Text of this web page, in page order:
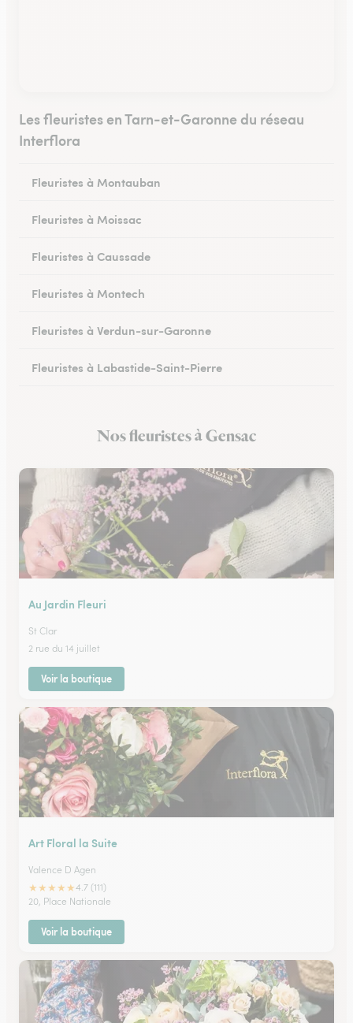
Les fleuristes en Tarn-et-Garonne du réseau
Interflora
Fleuristes à Montauban
Fleuristes à Moissac
Fleuristes à Caussade
Fleuristes à Montech
Fleuristes à Verdun-sur-Garonne
Fleuristes à Labastide-Saint-Pierre
Nos fleuristes à Gensac
Au Jardin Fleuri
St Clar
2 rue du 14 juillet
Voir la boutique
Art Floral la Suite
Valence D Agen
★★★★★4.7 (111)
20, Place Nationale
Voir la boutique